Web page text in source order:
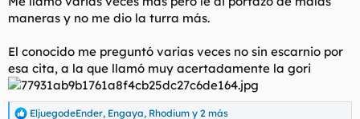
maneras y no me dio la turra más.
El conocido me preguntó varias veces no sin escarnio por
esa cita, a la que llamó muy acertadamente la gori
EljuegodeEnder, Engaya, Rhodium y 2 más